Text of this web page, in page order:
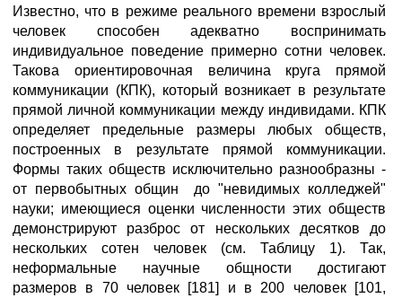
Известно, что в режиме реального времени взрослый
человек способен адекватно воспринимать
индивидуальное поведение примерно сотни человек.
Такова ориентировочная величина круга прямой
коммуникации (КПК), который возникает в результате
прямой личной коммуникации между индивидами. КПК
определяет предельные размеры любых обществ,
построенных в результате прямой коммуникации.
Формы таких обществ исключительно разнообразны -
от первобытных общин до "невидимых колледжей"
науки; имеющиеся оценки численности этих обществ
демонстрируют разброс от нескольких десятков до
нескольких сотен человек (см. Таблицу 1). Так,
неформальные научные общности достигают
размеров в 70 человек [181] и в 200 человек [101,